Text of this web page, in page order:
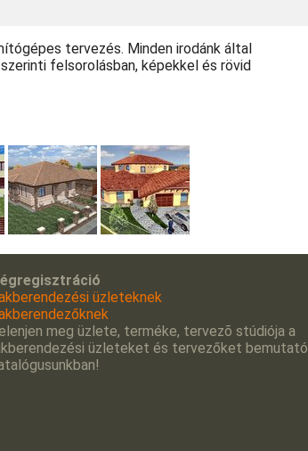
tervezés. Minden irodánk által
felsorolásban, képekkel és rövid
üzleteknek
meg üzlete, terméke, tervezõ stúdiója a
üzleteket és tervezőket bemutató